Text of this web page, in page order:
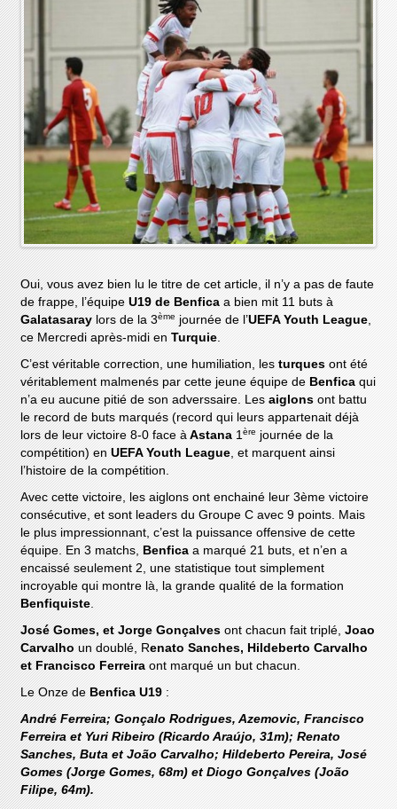
Oui, vous avez bien lu le titre de cet article, il n’y a pas de faute
de frappe, l’équipeU19 de Benfica a bien mit 11 buts à
Galatasaraylors de la 3ème journée de l’UEFA Youth League
ce Mercredi après-midi enTurquie
C’est véritable correction, une humiliation, lesturquesont été
véritablement malmenés par cette jeune équipe deBenficaqui
n’a eu aucune pitié de son adverssaire. Lesaiglonsont battu
le record de buts marqués (record qui leurs appartenait déjà
lors de leur victoire 8-0 face à Astana 1ère journée de la
compétition) enUEFA Youth League , et marquent ainsi
l’histoire de la compétition.
Avec cette victoire, les aiglons ont enchainé leur 3ème victoire
consécutive, et sont leaders du Groupe C avec 9 points. Mais
le plus impressionnant, c’est la puissance offensive de cette
équipe. En 3 matchs, Benficaa marqué 21 buts, et n’en a
encaissé seulement 2, une statistique tout simplement
incroyable qui montre là, la grande qualité de la formation
Benfiquiste
José Gomes, et Jorge Gonçalves ont chacun fait triplé,Joao
Carvalho un doublé, Renato Sanches, Hildeberto Carvalho
et Francisco Ferreira ont marqué un but chacun.
Le Onze deBenfica U19 :
André Ferreira; Gonçalo Rodrigues, Azemovic, Francisco
Ferreira et Yuri Ribeiro (Ricardo Araújo, 31m); Renato
Sanches, Buta et João Carvalho; Hildeberto Pereira, José
Gomes (Jorge Gomes, 68m) et Diogo Gonçalves (João
Filipe, 64m).